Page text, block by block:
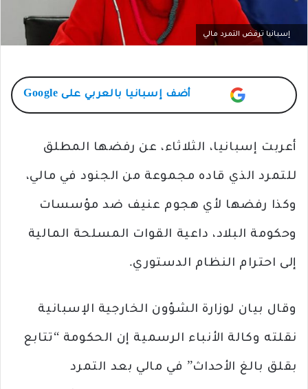
إسبانيا ترفض التمرد مالي
أضف إسبانيا بالعربي على Google
أعربت إسبانيا، الثلاثاء، عن رفضها المطلق
للتمرد الذي قاده مجموعة من الجنود في مالي،
وكذا رفضها لأي هجوم عنيف ضد مؤسسات
وحكومة البلاد، داعية القوات المسلحة المالية
إلى احترام النظام الدستوري.
وقال بيان لوزارة الشؤون الخارجية الإسبانية
نقلته وكالة الأنباء الرسمية إن الحكومة “تتابع
بقلق بالغ الأحداث” في مالي بعد التمرد